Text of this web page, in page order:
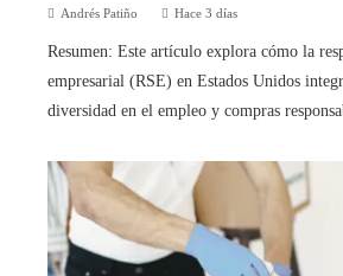
Andrés Patiño Hace 3 días
Resumen: Este artículo explora cómo la
empresarial (RSE) en Estados Unidos
diversidad en el empleo y compras